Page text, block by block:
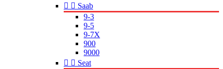
  Saab
9-3
9-5
9-7X
900
9000
  Seat